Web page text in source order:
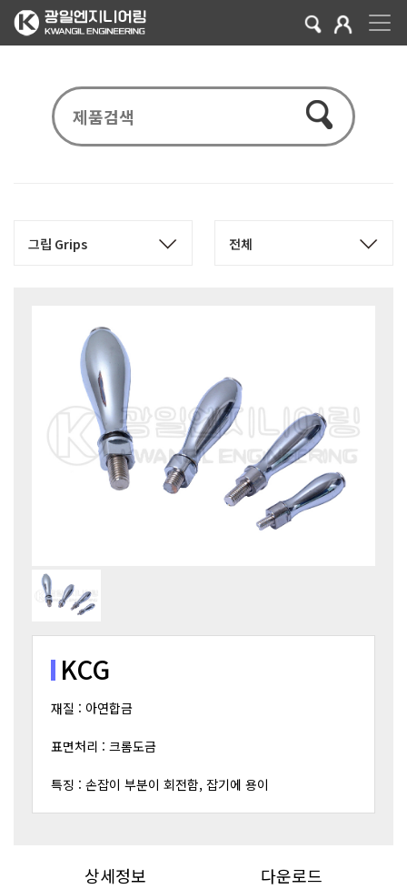
KCG
재질 : 아연합금
표면처리 : 크롬도금
특징 : 손잡이 부분이 회전함, 잡기에 용이
상세정보 다운로드